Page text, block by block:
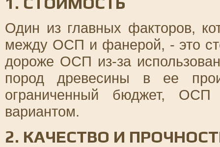
Один из главных факторов,
между ОСП и фанерой, - это
дороже ОСП из-за
пород древесины в ее
ограниченный бюджет,
вариантом.
2. КАЧЕСТВО И